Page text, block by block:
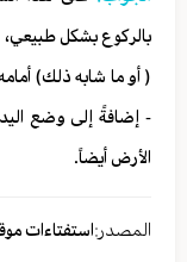
بالركوع بشكل
( أو ما شابه ذلك)
- إضافةً إلى وضع
الأرض أيضاً.
المصدر:استفتاءات